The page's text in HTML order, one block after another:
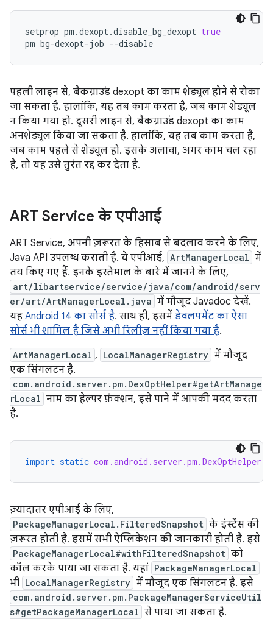
setprop pm.dexopt.disable_bg_dexopt true
pm bg-dexopt-job
पहली लाइन से, बैकग्राउंड dexopt का काम शेड्यूल होने से रोका
जा सकता है. हालांकि, यह तब काम करता है, जब काम शेड्यूल
न किया गया हो. दूसरी लाइन से, बैकग्राउंड dexopt का काम
अनशेड्यूल किया जा सकता है. हालांकि, यह तब काम करता है,
जब काम पहले से शेड्यूल हो. इसके अलावा, अगर काम चल रहा
है, तो यह उसे तुरंत रद्द कर देता है.
ART Service के एपीआई
ART Service, अपनी ज़रूरत के हिसाब से बदलाव करने के लिए,
Java API उपलब्ध कराती है. ये एपीआई, ArtManagerLocal में
तय किए गए हैं. इनके इस्तेमाल के बारे में जानने के लिए,
art/libartservice/service/java/com/android/serv
er/art/ArtManagerLocal.java में मौजूद Javadoc देखें.
यह Android 14 का सोर्स है. साथ ही, इसमें डेवलपमेंट का ऐसा
सोर्स भी शामिल है जिसे अभी रिलीज़ नहीं किया गया है.
ArtManagerLocal , LocalManagerRegistry में मौजूद
एक सिंगलटन है.
com.android.server.pm.DexOptHelper#getArtManage
rLocal नाम का हेल्पर फ़ंक्शन, इसे पाने में आपकी मदद करता
है.
import static
ज़्यादातर एपीआई के लिए,
PackageManagerLocal.FilteredSnapshot के इंस्टेंस की
ज़रूरत होती है. इसमें सभी ऐप्लिकेशन की जानकारी होती है. इसे
PackageManagerLocal#withFilteredSnapshot को
कॉल करके पाया जा सकता है. यहां PackageManagerLocal
भी LocalManagerRegistry में मौजूद एक सिंगलटन है. इसे
com.android.server.pm.PackageManagerServiceUtil
s#getPackageManagerLocal से पाया जा सकता है.